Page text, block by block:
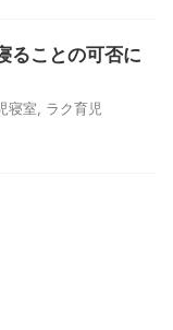
ることの可否に
寝室 ラク育児